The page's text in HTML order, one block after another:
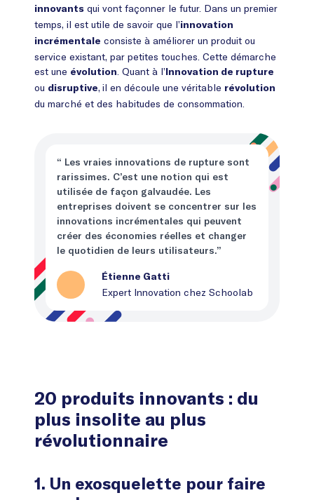
innovants qui vont façonner le futur. Dans un premier
temps, il est utile de savoir que l’innovation
incrémentale consiste à améliorer un produit ou
service existant, par petites touches. Cette démarche
est une évolution . Quant à l’ Innovation de rupture
ou disruptive, il en découle une véritable révolution
du marché et des habitudes de consommation.
“ Les vraies innovations de rupture sont
rarissimes. C’est une notion qui est
utilisée de façon galvaudée. Les
entreprises doivent se concentrer sur les
innovations incrémentales qui peuvent
créer des économies réelles et changer
le quotidien de leurs utilisateurs.”
Étienne Gatti
Expert Innovation chez Schoolab
20 produits innovants : du
plus insolite au plus
révolutionnaire
1. Un exosquelette pour faire